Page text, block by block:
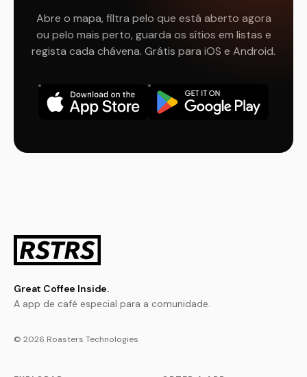
Abre o mapa, filtra pelo que está aberto agora
ou pelo mais perto, guarda os sítios em listas e
regista cada chávena. Grátis para iOS e Android.
Great Coffee Inside.
A app de café especial para a comunidade.
© 2026 Roasters Technologies